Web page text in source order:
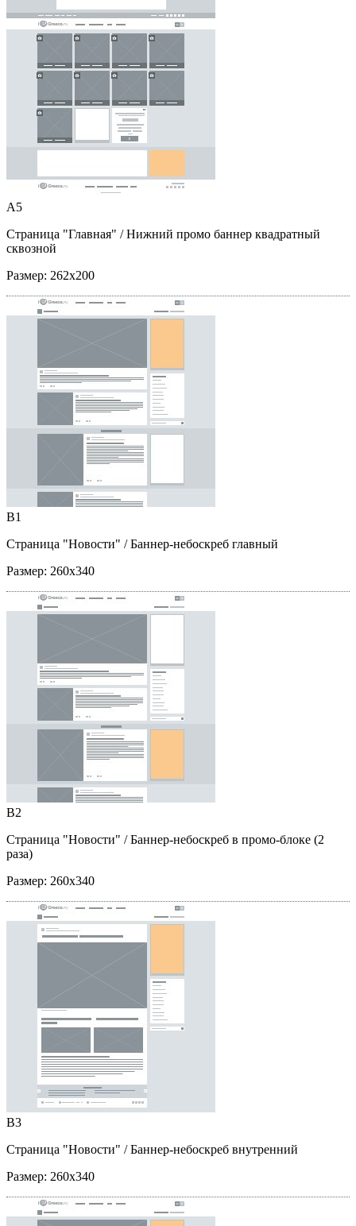
A5
Страница "Главная" / Нижний промо баннер квадратный
сквозной
Размер: 262x200
B1
Страница "Новости" / Баннер-небоскреб главный
Размер: 260x340
B2
Страница "Новости" / Баннер-небоскреб в промо-блоке (2
раза)
Размер: 260x340
B3
Страница "Новости" / Баннер-небоскреб внутренний
Размер: 260x340